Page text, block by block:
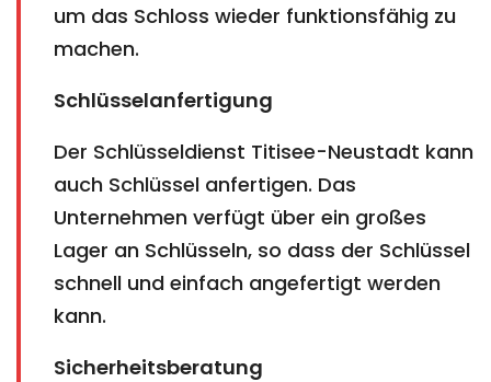
um das Schloss wieder funktionsfähig zu
machen.
Schlüsselanfertigung
Der Schlüsseldienst Titisee-Neustadt kann
auch Schlüssel anfertigen. Das
Unternehmen verfügt über ein großes
Lager an Schlüsseln, so dass der Schlüssel
schnell und einfach angefertigt werden
kann.
Sicherheitsberatung